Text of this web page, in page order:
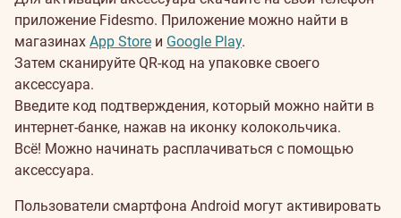
приложение Fidesmo. Приложение можно найти в
магазинах App Store и Google Play.
Затем сканируйте QR-код на упаковке своего
аксессуара.
Введите код подтверждения, который можно найти в
интернет-банке, нажав на иконку колокольчика.
Всё! Можно начинать расплачиваться с помощью
аксессуара.
Пользователи смартфона Android могут активировать